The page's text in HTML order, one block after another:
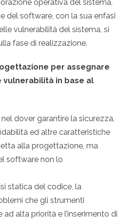
operativa del sistema,
del software, con la sua enfasi
vulnerabilità del sistema, si
fase di realizzazione.
per assegnare
vulnerabilità in base al
dover garantire la sicurezza,
ed altre caratteristiche
alla progettazione, ma
software non lo
statica del codice, la
che gli strumenti
alta priorità e l’inserimento di